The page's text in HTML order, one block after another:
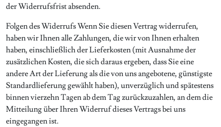
der Widerrufsfrist absenden.
Folgen des Widerrufs Wenn Sie diesen Vertrag widerrufen,
haben wir Ihnen alle Zahlungen, die wir von Ihnen erhalten
haben, einschließlich der Lieferkosten (mit Ausnahme der
zusätzlichen Kosten, die sich daraus ergeben, dass Sie eine
andere Art der Lieferung als die von uns angebotene, günstigste
Standardlieferung gewählt haben), unverzüglich und spätestens
binnen vierzehn Tagen ab dem Tag zurückzuzahlen, an dem die
Mitteilung über Ihren Widerruf dieses Vertrags bei uns
eingegangen ist.